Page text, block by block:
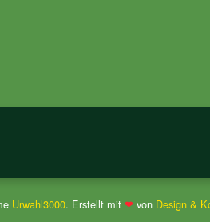
Urwahl3000. Erstellt mit ❤ von Design &